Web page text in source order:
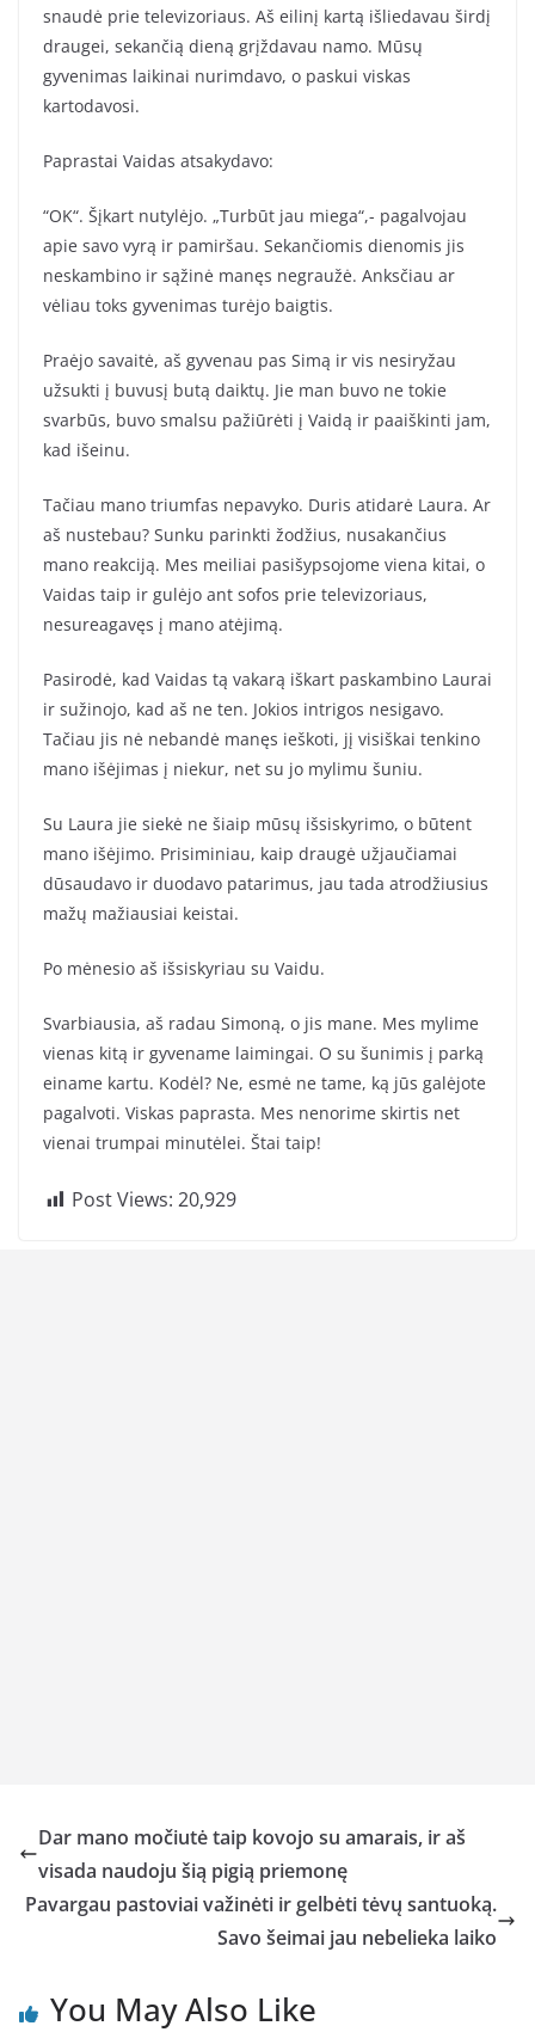
snaudė prie televizoriaus. Aš eilinį kartą išliedavau širdį
draugei, sekančią dieną grįždavau namo. Mūsų
gyvenimas laikinai nurimdavo, o paskui viskas
kartodavosi.
Paprastai Vaidas atsakydavo:
“OK“. Šįkart nutylėjo. „Turbūt jau miega“,- pagalvojau
apie savo vyrą ir pamiršau. Sekančiomis dienomis jis
neskambino ir sąžinė manęs negraužė. Anksčiau ar
vėliau toks gyvenimas turėjo baigtis.
Praėjo savaitė, aš gyvenau pas Simą ir vis nesiryžau
užsukti į buvusį butą daiktų. Jie man buvo ne tokie
svarbūs, buvo smalsu pažiūrėti į Vaidą ir paaiškinti jam,
kad išeinu.
Tačiau mano triumfas nepavyko. Duris atidarė Laura. Ar
aš nustebau? Sunku parinkti žodžius, nusakančius
mano reakciją. Mes meiliai pasišypsojome viena kitai, o
Vaidas taip ir gulėjo ant sofos prie televizoriaus,
nesureagavęs į mano atėjimą.
Pasirodė, kad Vaidas tą vakarą iškart paskambino Laurai
ir sužinojo, kad aš ne ten. Jokios intrigos nesigavo.
Tačiau jis nė nebandė manęs ieškoti, jį visiškai tenkino
mano išėjimas į niekur, net su jo mylimu šuniu.
Su Laura jie siekė ne šiaip mūsų išsiskyrimo, o būtent
mano išėjimo. Prisiminiau, kaip draugė užjaučiamai
dūsaudavo ir duodavo patarimus, jau tada atrodžiusius
mažų mažiausiai keistai.
Po mėnesio aš išsiskyriau su Vaidu.
Svarbiausia, aš radau Simoną, o jis mane. Mes mylime
vienas kitą ir gyvename laimingai. O su šunimis į parką
einame kartu. Kodėl? Ne, esmė ne tame, ką jūs galėjote
pagalvoti. Viskas paprasta. Mes nenorime skirtis net
vienai trumpai minutėlei. Štai taip!
Post Views: 20,929
Dar mano močiutė taip kovojo su amarais, ir aš
visada naudoju šią pigią priemonę
Pavargau pastoviai važinėti ir gelbėti tėvų santuoką.
Savo šeimai jau nebelieka laiko
You May Also Like